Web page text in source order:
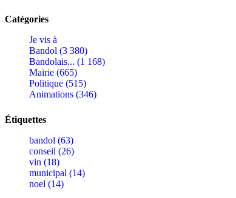
Catégories
Je vis à
Bandol (3 380)
Bandolais... (1 168)
Mairie (665)
Politique (515)
Animations (346)
Étiquettes
bandol (63)
conseil (26)
vin (18)
municipal (14)
noel (14)